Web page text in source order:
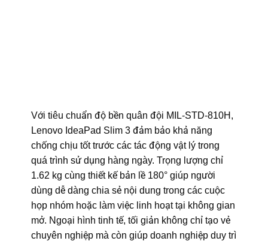
Với tiêu chuẩn độ bền quân đội MIL-STD-810H,
Lenovo IdeaPad Slim 3 đảm bảo khả năng
chống chịu tốt trước các tác động vật lý trong
quá trình sử dụng hàng ngày. Trọng lượng chỉ
1.62 kg cùng thiết kế bản lề 180° giúp người
dùng dễ dàng chia sẻ nội dung trong các cuộc
họp nhóm hoặc làm việc linh hoạt tại không gian
mở. Ngoại hình tinh tế, tối giản không chỉ tạo vẻ
chuyên nghiệp mà còn giúp doanh nghiệp duy trì